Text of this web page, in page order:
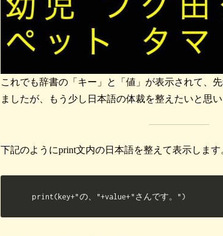
これでも辞書の「キー」と「値」が表示されて、
ましたが、もう少し日本語の体裁を整えたいと思い
下記のようにprint文内の日本語を整えて表示します
print(key+"の、"+value+"さんです。")